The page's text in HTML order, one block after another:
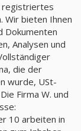
registriertes
Wir bieten Ihnen
Dokumenten
Analysen und
die der
wurde, USt-
Firma W. und
10 arbeiten in